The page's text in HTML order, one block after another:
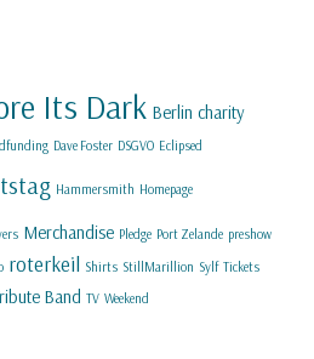
Its Dark Berlin charity
Dave Foster DSGVO Eclipsed
Hammersmith Homepage
Merchandise Pledge Port Zelande preshow
roterkeil Shirts StillMarillion Sylf Tickets
Band TV Weekend